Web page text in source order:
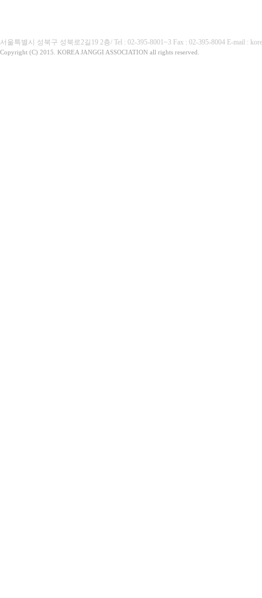
서울특별시 성북구 성북로2길19 2층/ Tel : 02-395-8001~3 Fax : 02-395-8004 E-mail :
Copyright (C) 2015. KOREA JANGGI ASSOCIATION all rights reserved.